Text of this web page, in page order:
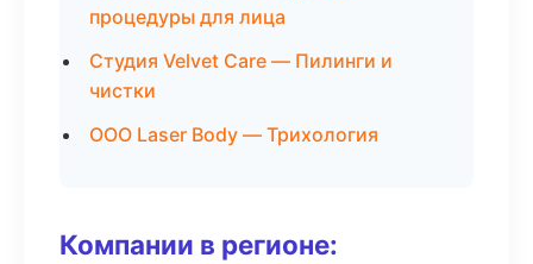
процедуры для лица
Студия Velvet Care — Пилинги и
чистки
ООО Laser Body — Трихология
Компании в регионе: